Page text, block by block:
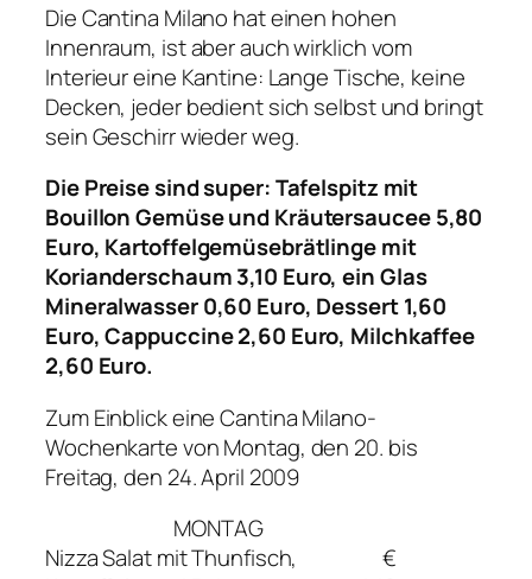
Die Cantina Milano hat einen hohen
Innenraum, ist aber auch wirklich vom
Interieur eine Kantine: Lange Tische, keine
Decken, jeder bedient sich selbst und bringt
sein Geschirr wieder weg.
Die Preise sind super: Tafelspitz mit
Bouillon Gemüse und Kräutersaucee 5,80
Euro, Kartoffelgemüsebrätlinge mit
Korianderschaum 3,10 Euro, ein Glas
Mineralwasser 0,60 Euro, Dessert 1,60
Euro, Cappuccine 2,60 Euro, Milchkaffee
2,60 Euro.
Zum Einblick eine Cantina Milano-
Wochenkarte von Montag, den 20. bis
Freitag, den 24. April 2009
MONTAG
Nizza Salat mit Thunfisch,
€